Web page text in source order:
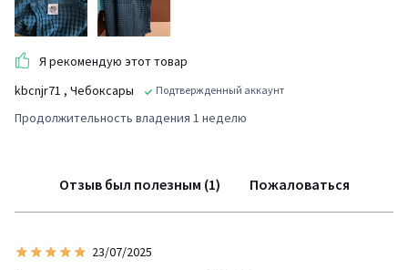
Я рекомендую этот товар
kbcnjr71 , Чебоксары Подтвержденный аккаунт
Продолжительность владения 1 неделю
Отзыв был полезным (1) Пожаловаться
23/07/2025